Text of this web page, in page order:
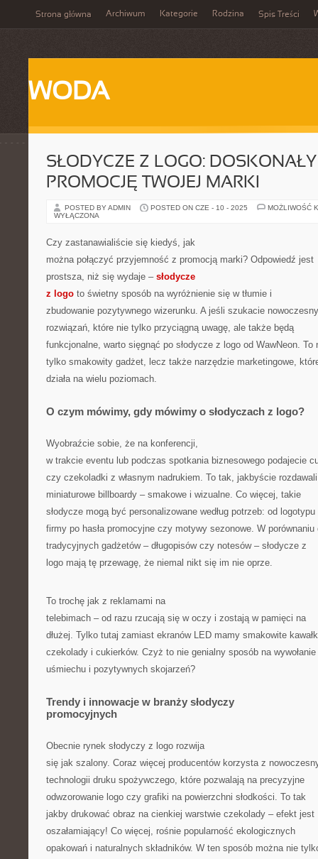
Strona główna Archiwum Kategorie Rodzina Spis Treści
WODA
SŁODYCZE Z LOGO:
PROMOCJĘ TWOJEJ MARKI
POSTED BY ADMIN POSTED ON CZE - 10 - 2025
MOŻLIWOŚĆ
WYŁĄCZONA
Czy zastanawialiście się kiedyś, jak
można połączyć przyjemność z promocją marki? Odpowiedź jest
prostsza, niż się wydaje – słodycze
z logo to świetny sposób na wyróżnienie się w tłumie i
zbudowanie pozytywnego wizerunku. A jeśli szukacie
rozwiązań, które nie tylko przyciągną uwagę, ale także będą
funkcjonalne, warto sięgnąć po słodycze z logo od WawNeon. To
tylko smakowity gadżet, lecz także narzędzie marketingowe,
działa na wielu poziomach.
O czym mówimy, gdy mówimy o słodyczach z logo?
Wyobraźcie sobie, że na konferencji,
w trakcie eventu lub podczas spotkania biznesowego podajecie
czy czekoladki z własnym nadrukiem. To tak, jakbyście rozdawali
miniaturowe billboardy – smakowe i wizualne. Co więcej, takie
słodycze mogą być personalizowane według potrzeb: od logotypu
firmy po hasła promocyjne czy motywy sezonowe. W porównaniu
tradycyjnych gadżetów – długopisów czy notesów – słodycze z
logo mają tę przewagę, że niemal nikt się im nie oprze.
To trochę jak z reklamami na
telebimach – od razu rzucają się w oczy i zostają w pamięci na
dłużej. Tylko tutaj zamiast ekranów LED mamy smakowite
czekolady i cukierków. Czyż to nie genialny sposób na wywołanie
uśmiechu i pozytywnych skojarzeń?
Trendy i innowacje w branży słodyczy
promocyjnych
Obecnie rynek słodyczy z logo rozwija
się jak szalony. Coraz więcej producentów korzysta z
technologii druku spożywczego, które pozwalają na precyzyjne
odwzorowanie logo czy grafiki na powierzchni słodkości. To tak
jakby drukować obraz na cienkiej warstwie czekolady – efekt jest
oszałamiający! Co więcej, rośnie popularność ekologicznych
opakowań i naturalnych składników. W ten sposób można nie